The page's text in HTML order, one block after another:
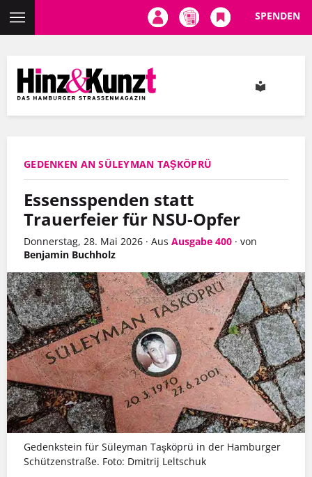
Inhalt
SPENDEN
GEDENKEN AN SÜLEYMAN TAŞKÖPRÜ
Essensspenden statt
Trauerfeier für NSU-Opfer
Donnerstag, 28. Mai 2026 · Aus Ausgabe 400 · von
Benjamin Buchholz
Gedenkstein für Süleyman Taşköprü in der Hamburger
Schützenstraße. Foto: Dmitrij Leltschuk